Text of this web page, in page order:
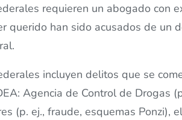
requieren un abogado con
querido han sido acusados ​​de un
incluyen delitos que se
Agencia de Control de Drogas
(p. ej., fraude, esquemas Ponzi),